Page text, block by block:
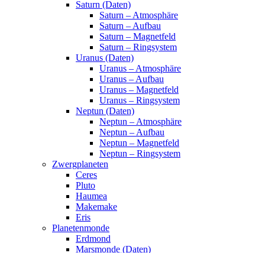
Saturn (Daten)
Saturn – Atmosphäre
Saturn – Aufbau
Saturn – Magnetfeld
Saturn – Ringsystem
Uranus (Daten)
Uranus – Atmosphäre
Uranus – Aufbau
Uranus – Magnetfeld
Uranus – Ringsystem
Neptun (Daten)
Neptun – Atmosphäre
Neptun – Aufbau
Neptun – Magnetfeld
Neptun – Ringsystem
Zwergplaneten
Ceres
Pluto
Haumea
Makemake
Eris
Planetenmonde
Erdmond
Marsmonde (Daten)